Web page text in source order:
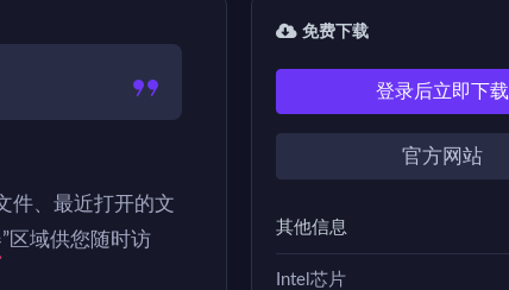
件、最近打开的文
区域供您随时访
免费下载
登录后立即下载
官方网站
其他信息
Intel芯片